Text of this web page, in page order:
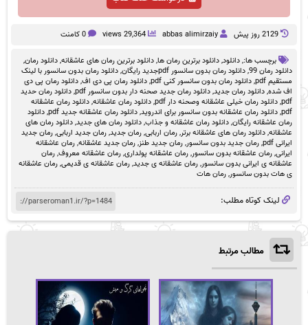
2129 روز پيش abbas alimirzaiy
29,364 views 0 کامنت
برچسب ها:,دانلود,دانلود برترین رمان ها,دانلود برترین رمان های عاشقانه,دانلود رمان,
دانلود رمان 99
,دانلود رمان بدون سانسور pdfجدید رایگان ,دانلود رمان بدون سانسور با لینک
مستقیم pdf
,دانلود رمان بدون سانسور کنی pdf ,دانلود رمان پی دی اف,دانلود رمان پی دی
اف شده,دانلود رمان جدید,دانلود رمان جدید صحنه دار بدون سانسور pdf ,دانلود رمان حدید
pdf
,دانلود رمان خیلی عاشقانه وصحنه دار pdf ,دانلود رمان عاشقانه,دانلود رمان عاشقانه
pdf
,دانلود رمان عاشقانه بدون سانسور برای اندروید,دانلود رمان عاشقانه جدید pdf ,دانلود
رمان عاشقانه رایگان,دانلود رمان عاشقانه و جذاب,دانلود رمان های جدید,دانلود رمان های
عاشقانه,دانلود رمان های عاشقانه برتر,رمان اربابی,رمان جدید,رمان جدید اربابی,رمان جدید
ایرانی pdf
,رمان جدید بدون سانسور,رمان جدید طنز,رمان جدید عاشقانه,رمان عاشقانه
ایرانی,رمان عاشقانه بدون سانسور,رمان عاشقانه پولداری,رمان عاشقانه معروف,رمان
عاشقانه ی ایرانی بدون سانسور,رمان عاشقانه ی جدید,رمان عاشقانه ی قدیمی,رمان عاشقانه
ی هات بدون سانسور,رمان هات
لینک کوتاه مطلب:
مطالب مرتبط